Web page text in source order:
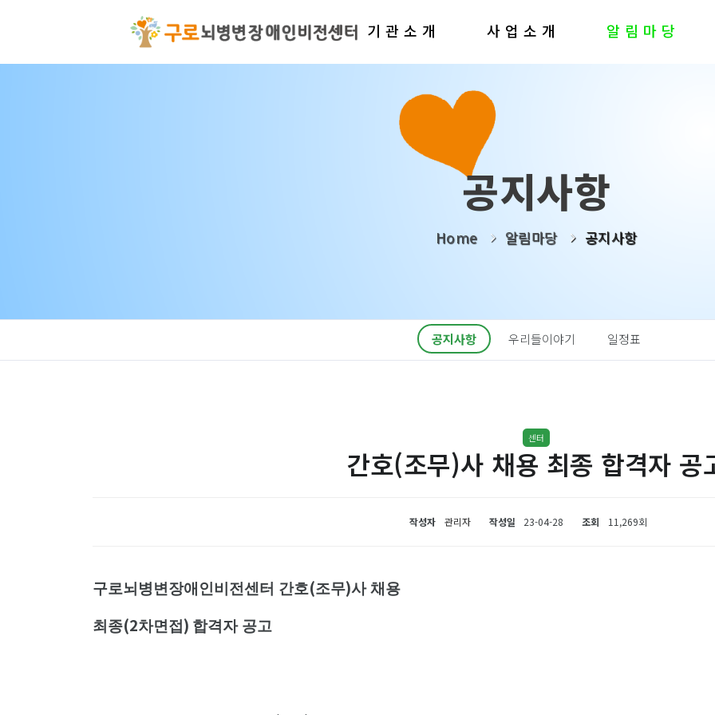
기관소개 사업소개 알림마당
공지사항
Home 알림마당 공지사항
공지사항 우리들이야기 일정표
센터
간호(조무)사 채용 최종 합격자 공
작성자 관리자 작성일 23-04-28 조회 11,269회
구로뇌병변장애인비전센터 간호(조무)사 채용
최종(2차면접 ) 합격자 공고